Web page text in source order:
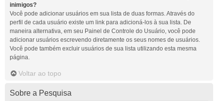
inimigos?
Você pode adicionar usuários em sua lista de duas formas. Através do
perfil de cada usuário existe um link para adicioná-los à sua lista. De
maneira alternativa, em seu Painel de Controle do Usuário, você pode
adicionar usuários escrevendo diretamente os seus nomes de usuários.
Você pode também excluir usuários de sua lista utilizando esta mesma
página.
Voltar ao topo
Sobre a Pesquisa